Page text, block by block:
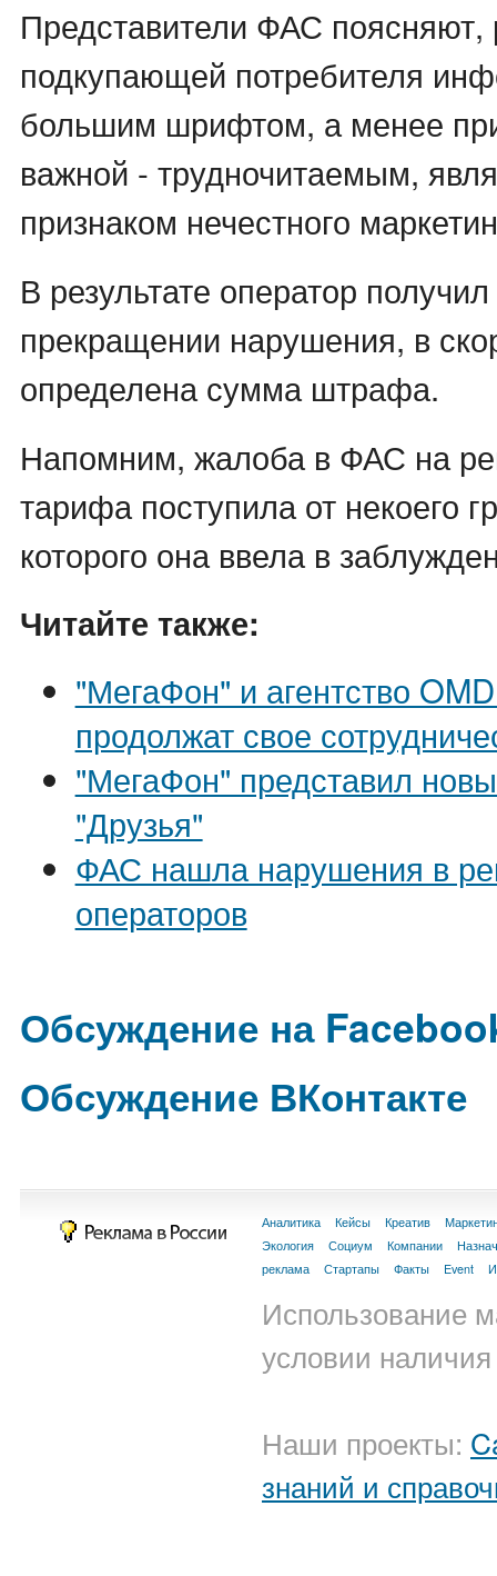
Представители ФАС поясняют,
подкупающей потребителя
большим шрифтом, а менее
важной - трудночитаемым,
признаком нечестного
В результате оператор
прекращении нарушения, в
определена сумма штрафа.
Напомним, жалоба в ФАС на
тарифа поступила от некоего
которого она ввела в
Читайте также:
"МегаФон" и агентство
продолжат свое
"МегаФон" представил
"Друзья"
ФАС нашла нарушения в
операторов
Обсуждение на
Обсуждение ВКонтакте
Аналитика Кейсы Креатив
Экология
Социум Компании
реклама
Стартапы Факты Event
Использование
условии
Наши проекты:
знаний и